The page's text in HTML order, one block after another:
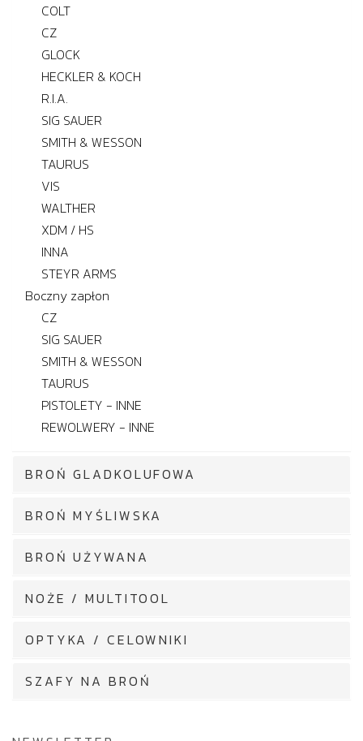
COLT
CZ
GLOCK
HECKLER & KOCH
R.I.A.
SIG SAUER
SMITH & WESSON
TAURUS
VIS
WALTHER
XDM / HS
INNA
STEYR ARMS
Boczny zapłon
CZ
SIG SAUER
SMITH & WESSON
TAURUS
PISTOLETY - INNE
REWOLWERY - INNE
BROŃ GLADKOLUFOWA
BROŃ MYŚLIWSKA
BROŃ UŻYWANA
NOŻE / MULTITOOL
OPTYKA / CELOWNIKI
SZAFY NA BROŃ